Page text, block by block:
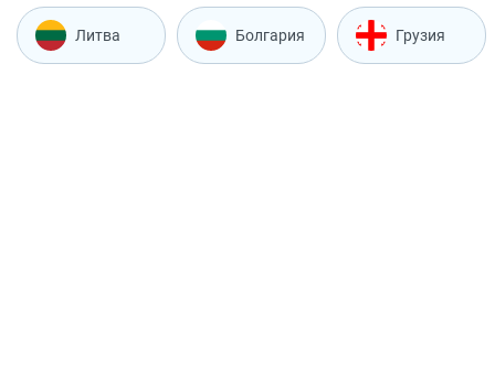
Литва Болгария Грузия